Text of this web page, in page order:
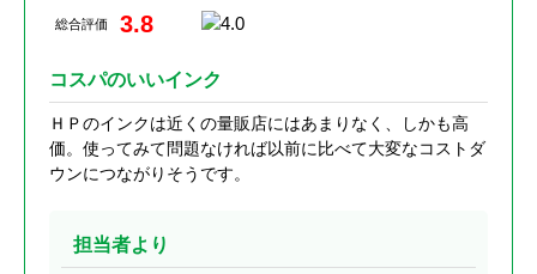
総合評価 3.8
コスパのいいインク
ＨＰのインクは近くの量販店にはあまりなく、しかも高
価。使ってみて問題なければ以前に比べて大変なコストダ
ウンにつながりそうです。
担当者より